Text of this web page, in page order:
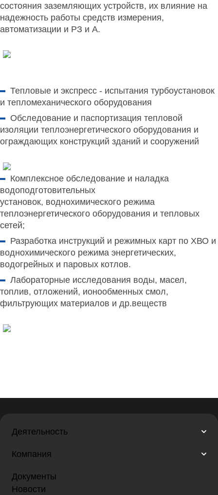
состояния заземляющих устройств, их влияние на
надежность работы средств измерения,
автоматизации и РЗ и А.
Тепловые и экспресс - испытания турбоустановок
и тепломеханического оборудования
Обследование и паспортизация тепловой
изоляции теплоэнергетического оборудования и
ограждающих конструкций зданий и сооружений
Комплексное обследование и наладка
водоподготовительных
установок, воднохимического режима
теплоэнергетического оборудования и тепловых
сетей;
Разработка инструкций и режимных карт по ХВО и
воднохимического режима энергетических,
водогрейных и паровых котлов.
Лабораторные исследования воды, масел,
топлив, отложений, ионообменных смол,
фильтрующих материалов и др.веществ
Деятельность
Компания
Документы
Новости